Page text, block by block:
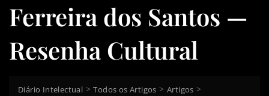
Ferreira dos Santos —
Resenha Cultural
Diário Intelectual >Todos os Artigos >Artigos >